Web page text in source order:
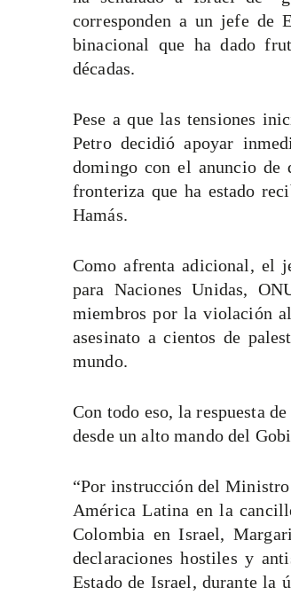
corresponden a un jefe de
binacional que ha dado
décadas.
Pese a que las tensiones
Petro decidió apoyar
domingo con el anuncio de
fronteriza que ha estado
Hamás.
Como afrenta adicional, el
para Naciones Unidas,
miembros por la violación
asesinato a cientos de
mundo.
Con todo eso, la respuesta
desde un alto mando del
“Por instrucción del
América Latina en la
Colombia en Israel,
declaraciones hostiles y
Estado de Israel, durante la